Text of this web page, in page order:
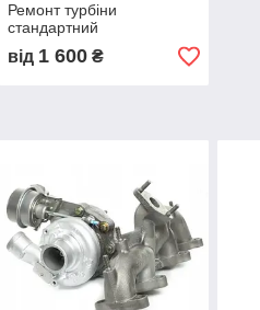
Ремонт турбіни
стандартний
від 1 600₴